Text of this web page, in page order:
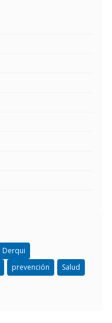
Derqui
prevención
Salud